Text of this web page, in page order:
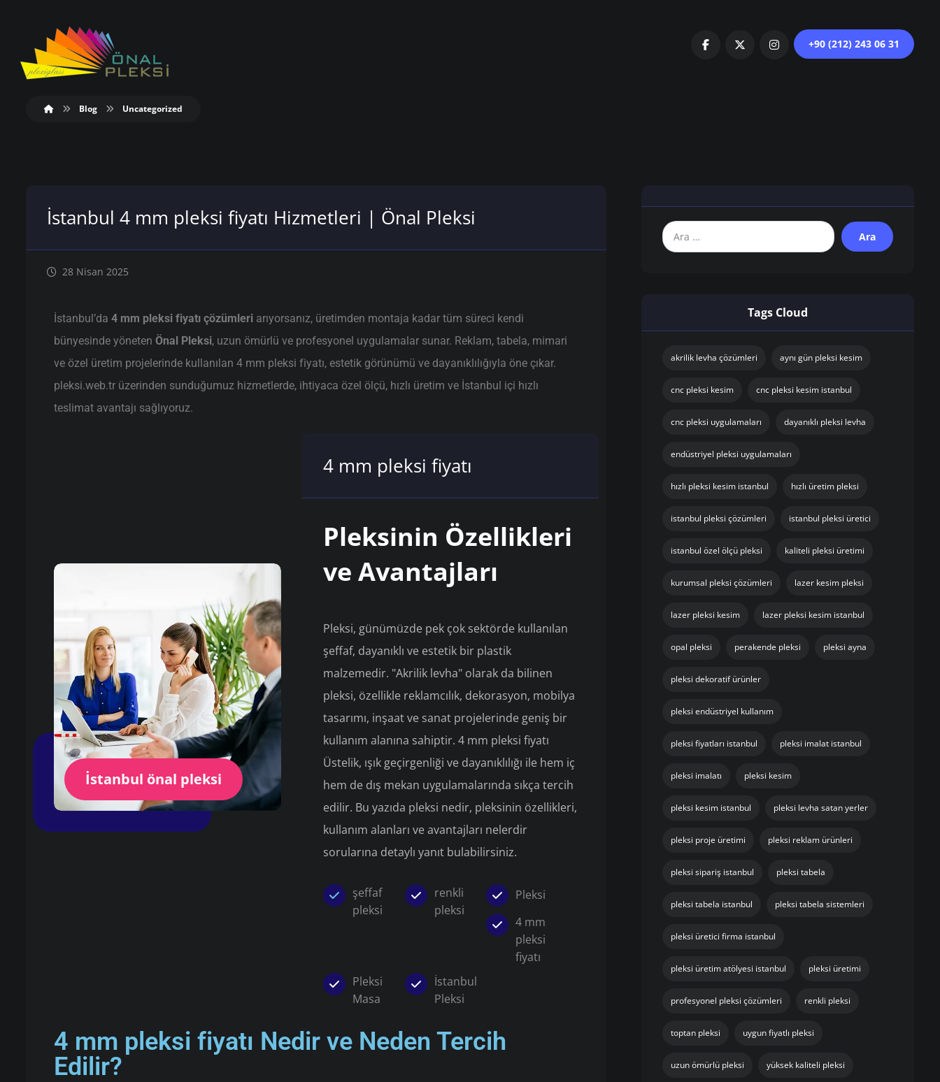
+90 (212) 243 06 31
Blog Uncategorized
İstanbul 4 mm pleksi fiyatı Hizmetleri | Önal Pleksi
28 Nisan 2025
İstanbul’da 4 mm pleksi fiyatı çözümleri arıyorsanız, üretimden montaja kadar tüm süreci kendi
bünyesinde yöneten Önal Pleksi, uzun ömürlü ve profesyonel uygulamalar sunar. Reklam, tabela, mimari
ve özel üretim projelerinde kullanılan 4 mm pleksi fiyatı, estetik görünümü ve dayanıklılığıyla öne çıkar.
pleksi.web.tr üzerinden sunduğumuz hizmetlerde, ihtiyaca özel ölçü, hızlı üretim ve İstanbul içi hızlı
teslimat avantajı sağlıyoruz.
İstanbul önal pleksi
4 mm pleksi fiyatı
Pleksinin Özellikleri
ve Avantajları
Pleksi, günümüzde pek çok sektörde kullanılan
şeffaf, dayanıklı ve estetik bir plastik
malzemedir. "Akrilik levha" olarak da bilinen
pleksi, özellikle reklamcılık, dekorasyon, mobilya
tasarımı, inşaat ve sanat projelerinde geniş bir
kullanım alanına sahiptir. 4 mm pleksi fiyatı
Üstelik, ışık geçirgenliği ve dayanıklılığı ile hem iç
hem de dış mekan uygulamalarında sıkça tercih
edilir. Bu yazıda pleksi nedir, pleksinin özellikleri,
kullanım alanları ve avantajları nelerdir
sorularına detaylı yanıt bulabilirsiniz.
şeffaf
pleksi
renkli
pleksi
Pleksi
4 mm
pleksi
fiyatı
Pleksi
Masa
İstanbul
Pleksi
4 mm pleksi fiyatı Nedir ve Neden Tercih
Edilir?
Tags Cloud
akrilik levha çözümleri aynı gün pleksi kesim
cnc pleksi kesim cnc pleksi kesim istanbul
cnc pleksi uygulamaları dayanıklı pleksi levha
endüstriyel pleksi uygulamaları
hızlı pleksi kesim istanbul hızlı üretim pleksi
istanbul pleksi çözümleri istanbul pleksi üretici
istanbul özel ölçü pleksi kaliteli pleksi üretimi
kurumsal pleksi çözümleri lazer kesim pleksi
lazer pleksi kesim lazer pleksi kesim istanbul
opal pleksi perakende pleksi pleksi ayna
pleksi dekoratif ürünler
pleksi endüstriyel kullanım
pleksi fiyatları istanbul pleksi imalat istanbul
pleksi imalatı pleksi kesim
pleksi kesim istanbul pleksi levha satan yerler
pleksi proje üretimi pleksi reklam ürünleri
pleksi sipariş istanbul pleksi tabela
pleksi tabela istanbul pleksi tabela sistemleri
pleksi üretici firma istanbul
pleksi üretim atölyesi istanbul pleksi üretimi
profesyonel pleksi çözümleri renkli pleksi
toptan pleksi uygun fiyatlı pleksi
uzun ömürlü pleksi yüksek kaliteli pleksi